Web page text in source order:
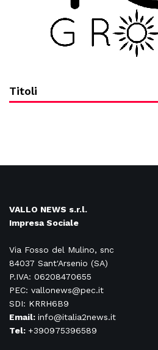
Titoli
VALLO NEWS s.r.l.
Impresa Sociale
Via Fosso del Mulino, snc
84037 Sant'Arsenio (SA)
P.IVA: 06208470655
PEC: vallonews@pec.it
SDI: KRRH6B9
Email: info@italia2news.it
Tel: +390975396589